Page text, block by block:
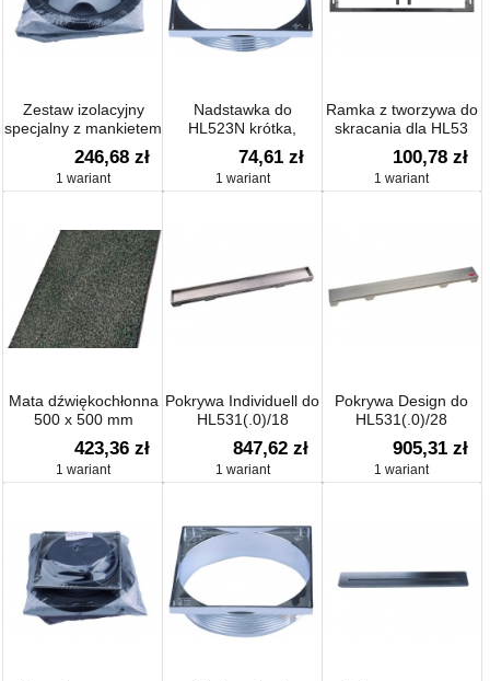
Zestaw izolacyjny
specjalny z mankietem
folii
246,68 zł
1 wariant
Nadstawka do
HL523N krótka,
121x121mm,
chromowana,
wysokość zabudowy
74,61 zł
1 wariant
Ramka z tworzywa do
skracania dla HL53
100,78 zł
1 wariant
Mata dźwiękochłonna
500 x 500 mm
423,36 zł
1 wariant
Pokrywa Individuell do
HL531(.0)/18
847,62 zł
1 wariant
Pokrywa Design do
HL531(.0)/28
905,31 zł
1 wariant